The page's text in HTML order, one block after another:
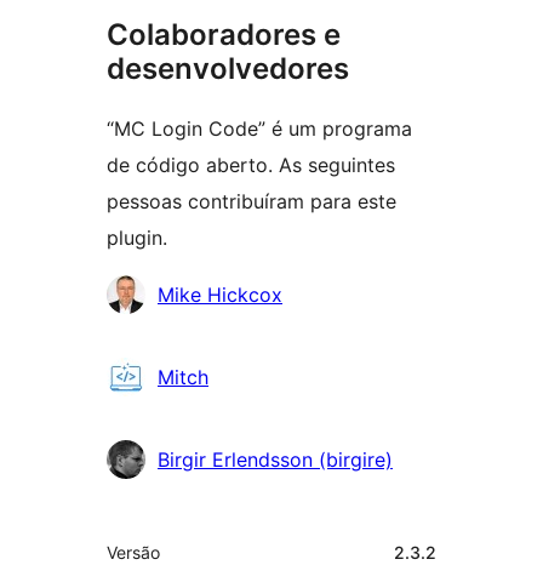
Colaboradores e
desenvolvedores
“MC Login Code” é um programa
de código aberto. As seguintes
pessoas contribuíram para este
plugin.
Colaboradores
Mike Hickcox
Mitch
Birgir Erlendsson (birgire)
Meta
Versão 2.3.2